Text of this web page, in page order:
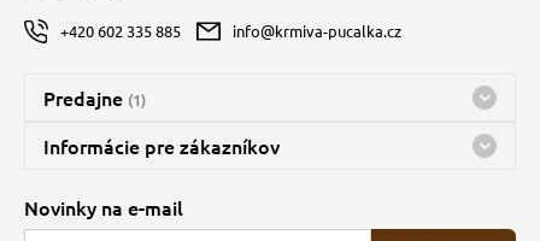
+420 602 335 885 info@krmiva-pucalka.cz
Predajne (1)
Predajňa a sklad Kbely
Bohužiaľ, momentálne máme zatvorené
Informácie pre zákazníkov
O spoločnosti
Novinky na e-mail